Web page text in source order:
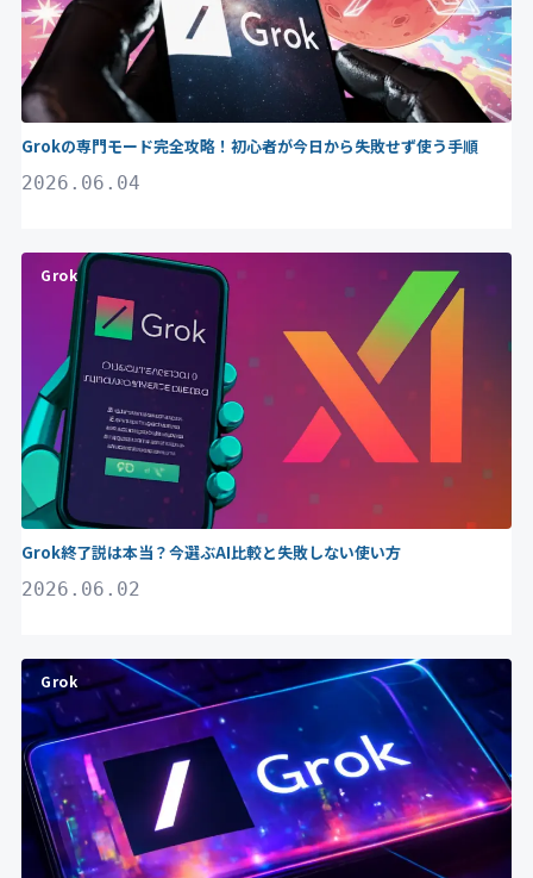
Grokの専門モード完全攻略！初心者が今日から失敗せず使う手順
2026.06.04
Grok
Grok終了説は本当？今選ぶAI比較と失敗しない使い方
2026.06.02
Grok